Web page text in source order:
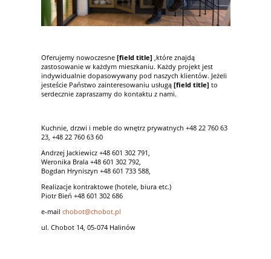
Oferujemy nowoczesne [field title] ,które znajdą
zastosowanie w każdym mieszkaniu. Każdy projekt jest
indywidualnie dopasowywany pod naszych klientów. Jeżeli
jesteście Państwo zainteresowaniu usługą [field title] to
serdecznie zapraszamy do kontaktu z nami.
Kuchnie, drzwi i meble do wnętrz prywatnych +48 22 760 63
23, +48 22 760 63 60
Andrzej Jackiewicz +48 601 302 791,
Weronika Brala +48 601 302 792,
Bogdan Hryniszyn +48 601 733 588,
Realizacje kontraktowe (hotele, biura etc.)
Piotr Bień +48 601 302 686
e-mail chobot@chobot.pl
ul. Chobot 14, 05-074 Halinów